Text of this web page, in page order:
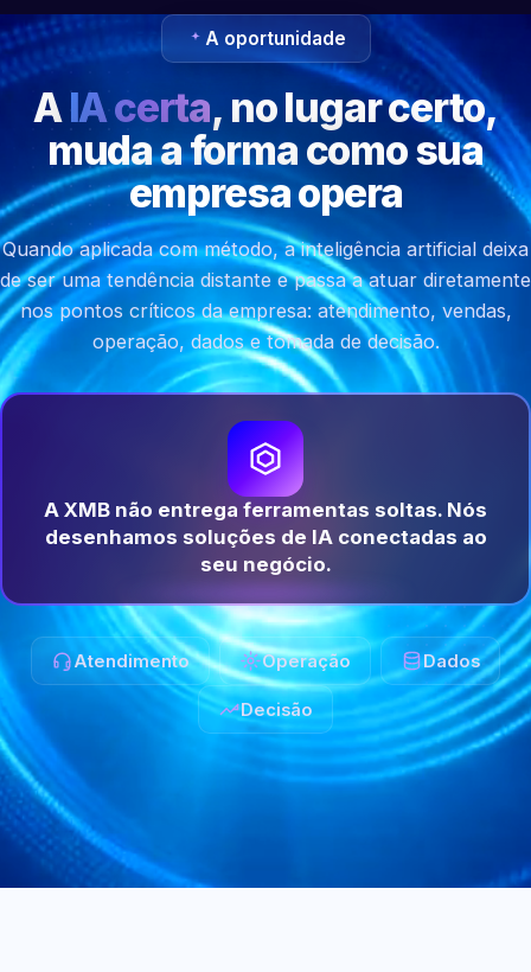
A oportunidade
AIA certa, no lugar certo,
muda a forma como sua
empresa opera
Quando aplicada com método, a inteligência artificial deixa
de ser uma tendência distante e passa a atuar diretamente
nos pontos críticos da empresa: atendimento, vendas,
operação, dados e tomada de decisão.
A XMB não entrega ferramentas soltas. Nós
desenhamos soluções de IA conectadas ao
seu negócio.
Atendimento Operação Dados
Decisão